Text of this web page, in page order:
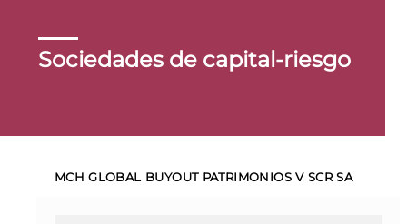
Sociedades de capital-riesgo
MCH GLOBAL BUYOUT PATRIMONIOS V SCR SA